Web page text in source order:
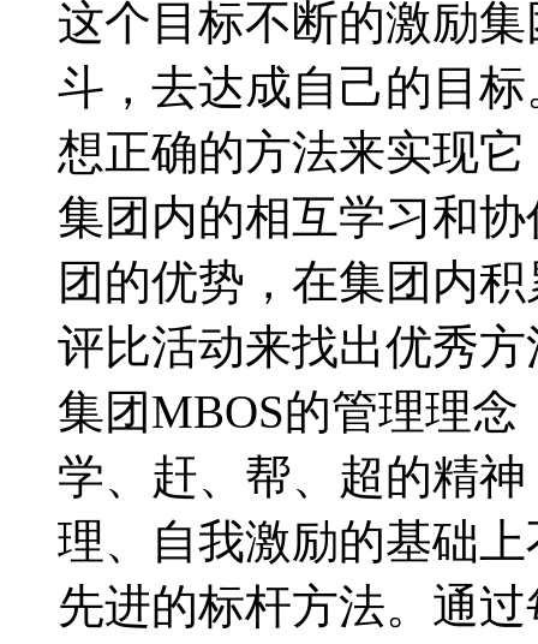
这个目标不断的激励
斗，去达成自己的目
想正确的方法来实现
集团内的相互学习和
团的优势，在集团内
评比活动来找出优秀
集团MBOS的管理理
学、赶、帮、超的精
理、自我激励的基础
先进的标杆方法。通